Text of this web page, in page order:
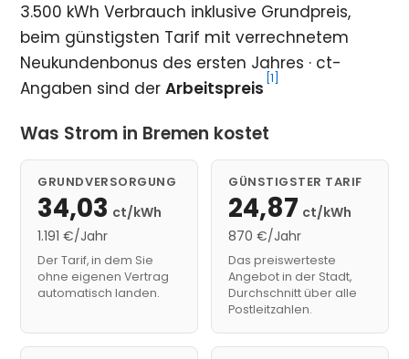
3.500 kWh Verbrauch inklusive Grundpreis,
beim günstigsten Tarif mit verrechnetem
Neukundenbonus des ersten Jahres · ct-
Angaben sind derArbeitspreis [1]
Was Strom in Bremen kostet
GRUNDVERSORGUNG
34,03 ct/kWh
1.191 €/Jahr
Der Tarif, in dem Sie
ohne eigenen Vertrag
automatisch landen.
GÜNSTIGSTER TARIF
24,87 ct/kWh
870 €/Jahr
Das preiswerteste
Angebot in der Stadt,
Durchschnitt über alle
Postleitzahlen.